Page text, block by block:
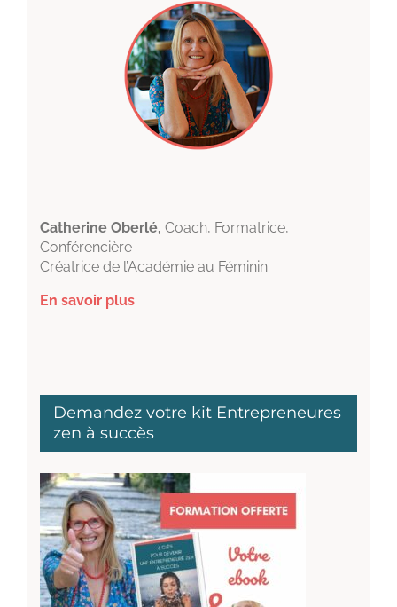
Catherine Oberlé, Coach, Formatrice,
Conférencière
Créatrice de l’Académie au Féminin
En savoir plus
Demandez votre kit Entrepreneures
zen à succès